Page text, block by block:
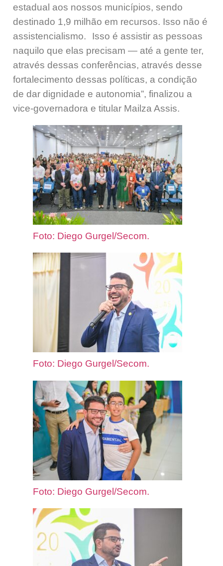
estadual aos nossos municípios, sendo
destinado 1,9 milhão em recursos. Isso não é
assistencialismo. Isso é assistir as pessoas
naquilo que elas precisam — até a gente ter,
através dessas conferências, através desse
fortalecimento dessas políticas, a condição
de dar dignidade e autonomia”, finalizou a
vice-governadora e titular Mailza Assis.
Foto: Diego Gurgel/Secom.
Foto: Diego Gurgel/Secom.
Foto: Diego Gurgel/Secom.